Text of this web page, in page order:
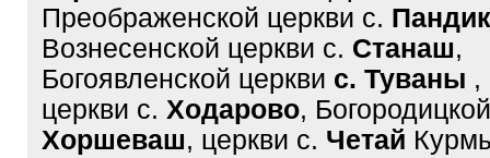
Преображенской церкви с.
Вознесенской церкви с. Станаш,
Богоявленской церкви с. Туваны ,
церкви с. Ходарово,
Хоршеваш, церкви с. Четай